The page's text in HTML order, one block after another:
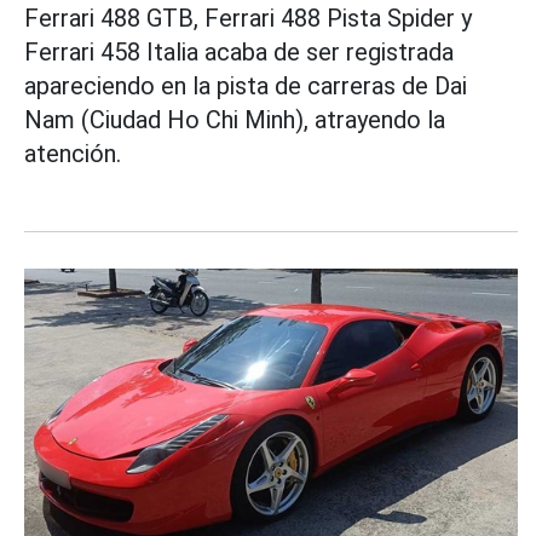
Ferrari 488 GTB, Ferrari 488 Pista Spider y
Ferrari 458 Italia acaba de ser registrada
apareciendo en la pista de carreras de Dai
Nam (Ciudad Ho Chi Minh), atrayendo la
atención.